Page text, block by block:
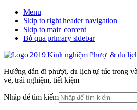
Menu
Skip to right header navigation
Skip to main content
Bỏ qua primary sidebar
Hướng dẫn đi phượt, du lịch tự túc trong
vẻ, trải nghiệm, tiết kiệm
Nhập để tìm kiếm